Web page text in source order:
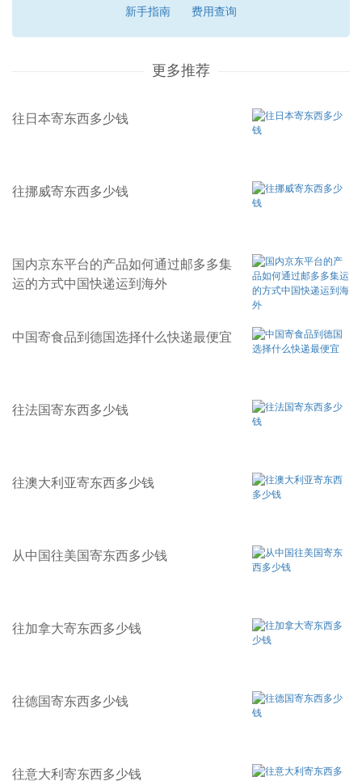
新手指南
费用查询
更多推荐
往日本寄东西多少钱
往挪威寄东西多少钱
国内京东平台的产品如何通过邮多多集
运的方式中国快递运到海外
中国寄食品到德国选择什么快递最便宜
往法国寄东西多少钱
往澳大利亚寄东西多少钱
从中国往美国寄东西多少钱
往加拿大寄东西多少钱
往德国寄东西多少钱
往意大利寄东西多少钱